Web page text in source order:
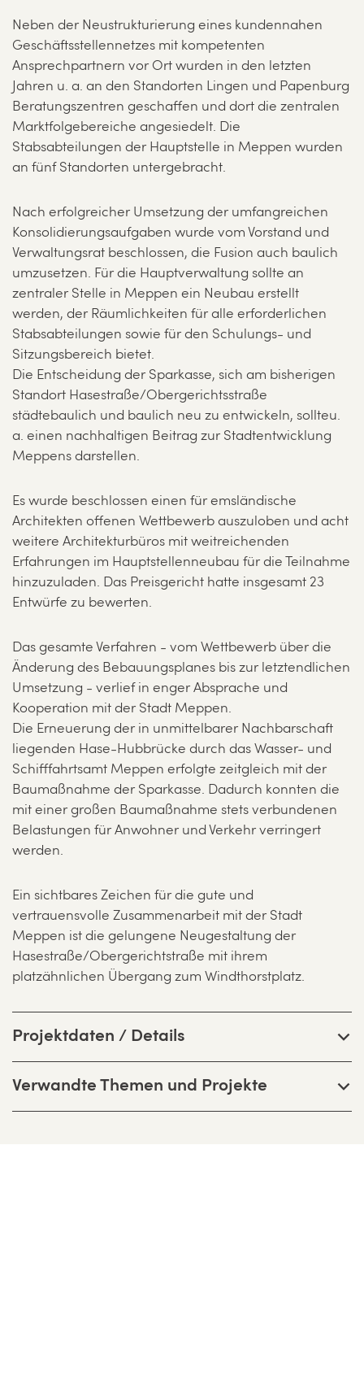
Neben der Neustrukturierung eines kundennahen
Geschäftsstellennetzes mit kompetenten
Ansprechpartnern vor Ort wurden in den letzten
Jahren u. a. an den Standorten Lingen und Papenburg
Beratungszentren geschaffen und dort die zentralen
Marktfolgebereiche angesiedelt. Die
Stabsabteilungen der Hauptstelle in Meppen wurden
an fünf Standorten untergebracht.
Nach erfolgreicher Umsetzung der umfangreichen
Konsolidierungsaufgaben wurde vom Vorstand und
Verwaltungsrat beschlossen, die Fusion auch baulich
umzusetzen. Für die Hauptverwaltung sollte an
zentraler Stelle in Meppen ein Neubau erstellt
werden, der Räumlichkeiten für alle erforderlichen
Stabsabteilungen sowie für den Schulungs- und
Sitzungsbereich bietet.
Die Entscheidung der Sparkasse, sich am bisherigen
Standort Hasestraße/Obergerichtsstraße
städtebaulich und baulich neu zu entwickeln, sollteu.
a. einen nachhaltigen Beitrag zur Stadtentwicklung
Meppens darstellen.
Es wurde beschlossen einen für emsländische
Architekten offenen Wettbewerb auszuloben und acht
weitere Architekturbüros mit weitreichenden
Erfahrungen im Hauptstellenneubau für die Teilnahme
hinzuzuladen. Das Preisgericht hatte insgesamt 23
Entwürfe zu bewerten.
Das gesamte Verfahren - vom Wettbewerb über die
Änderung des Bebauungsplanes bis zur letztendlichen
Umsetzung - verlief in enger Absprache und
Kooperation mit der Stadt Meppen.
Die Erneuerung der in unmittelbarer Nachbarschaft
liegenden Hase-Hubbrücke durch das Wasser- und
Schifffahrtsamt Meppen erfolgte zeitgleich mit der
Baumaßnahme der Sparkasse. Dadurch konnten die
mit einer großen Baumaßnahme stets verbundenen
Belastungen für Anwohner und Verkehr verringert
werden.
Ein sichtbares Zeichen für die gute und
vertrauensvolle Zusammenarbeit mit der Stadt
Meppen ist die gelungene Neugestaltung der
Hasestraße/Obergerichtstraße mit ihrem
platzähnlichen Übergang zum Windthorstplatz.
Projektdaten / Details
Verwandte Themen und Projekte